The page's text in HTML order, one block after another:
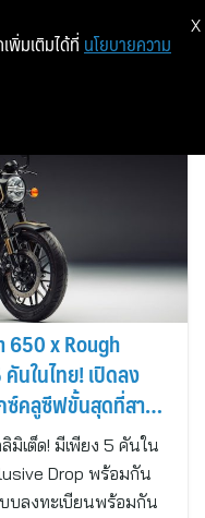
650 x Rough
นในไทย! เปิดลง
ซ์คลูซีฟขั้นสุดที่สาย
เต็ด! มีเพียง 5 คันใน
Drop พร้อมกัน
ลงทะเบียนพร้อมกัน
พิ่มเติมได้ที่ นโยบายความ
X